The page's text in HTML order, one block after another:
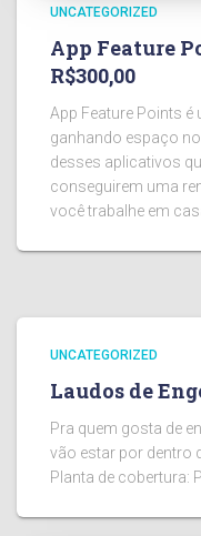
UNCATEGORIZED
App Feature
R$300,00
App Feature Points
ganhando espaço
desses aplicativos
conseguirem uma
você trabalhe em
UNCATEGORIZED
Laudos de
Pra quem gosta de
vão estar por dentro
Planta de cobertura: